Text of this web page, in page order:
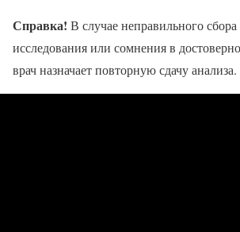
Справка! В случае неправильного
исследования или сомнения в
врач назначает повторную сдачу анализа.